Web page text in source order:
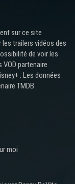
sur ce site
trailers vidéos des
de voir les
partenaire
. Les données
TMDB.
moi